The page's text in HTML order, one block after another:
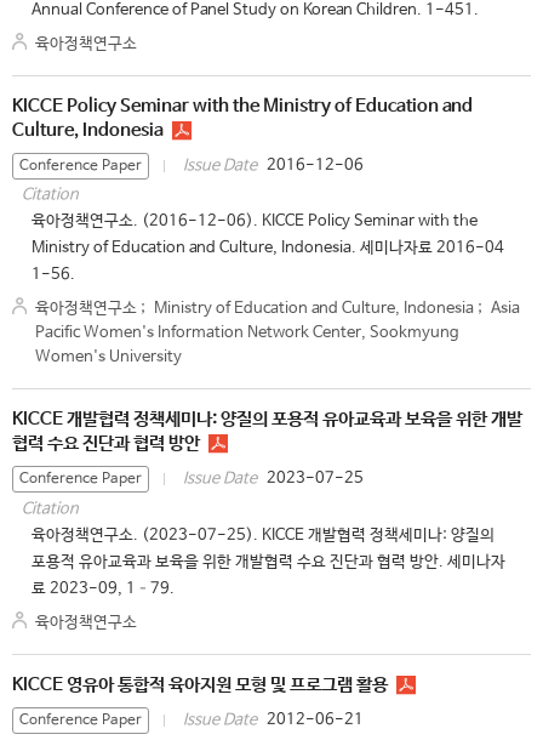
Annual Conference of Panel Study on Korean Children. 1-451.
육아정책연구소
KICCE Policy Seminar with the Ministry of Education and
Culture, Indonesia
Conference Paper Issue Date 2016-12-06
Citation
육아정책연구소. (2016-12-06). KICCE Policy Seminar with the
Ministry of Education and Culture, Indonesia. 세미나자료 2016-04
1-56.
육아정책연구소 ; Ministry of Education and Culture, Indonesia ; Asia
Pacific Women's Information Network Center, Sookmyung
Women's University
KICCE 개발협력 정책세미나: 양질의 포용적 유아교육과 보육을 위한 개발
협력 수요 진단과 협력 방안
Conference Paper Issue Date 2023-07-25
Citation
육아정책연구소. (2023-07-25). KICCE 개발협력 정책세미나: 양질의
포용적 유아교육과 보육을 위한 개발협력 수요 진단과 협력 방안. 세미나자
료 2023-09, 1–79.
육아정책연구소
KICCE 영유아 통합적 육아지원 모형 및 프로그램 활용
Conference Paper Issue Date 2012-06-21